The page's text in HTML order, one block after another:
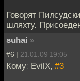
Говорят
шляхту.
suhai »
#6 | 21.01.09 19:05
Кому: EvilX, #3